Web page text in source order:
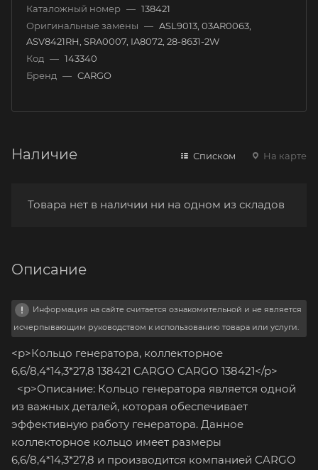
Каталожный номер — 138421
Оригинальные замены — ASL9013, 03AR0063,
ASV8421RH, SRA0007, IA8072, 28-8631-2W
Код — 143340
Бренд — CARGO
Наличие Списком На карте
Товара нет в наличии ни на одном из складов
Описание
Информация на сайте считается ознакомительной и не является
исчерпывающим руководством к использованию товара или услуги.
<p>Кольцо генератора, коллекторное
6,6/8,4*14,3*27,8 138421 CARGO CARGO 138421</p>
<p>Описание: Кольцо генератора является одной
из важных деталей, которая обеспечивает
эффективную работу генератора. Данное
коллекторное кольцо имеет размеры
6,6/8,4*14,3*27,8 и производится компанией CARGO